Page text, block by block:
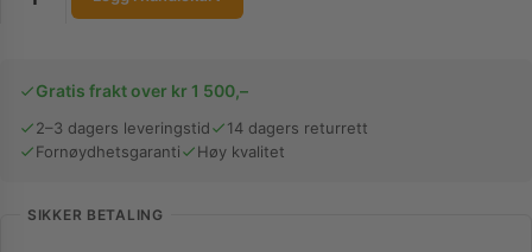
Puslespill
Spirit
1000
antall
Gratis frakt over kr 1 500,–
2–3 dagers leveringstid
14 dagers returrett
Fornøydhetsgaranti
Høy kvalitet
SIKKER BETALING